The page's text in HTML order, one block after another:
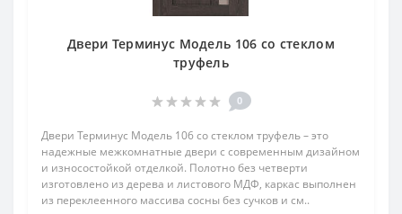
Двери Терминус Модель 106 со стеклом
труфель
0
Двери Терминус Модель 106 со стеклом труфель – это
надежные межкомнатные двери с современным дизайном
и износостойкой отделкой. Полотно без четверти
изготовлено из дерева и листового МДФ, каркас выполнен
из переклеенного массива сосны без сучков и см..